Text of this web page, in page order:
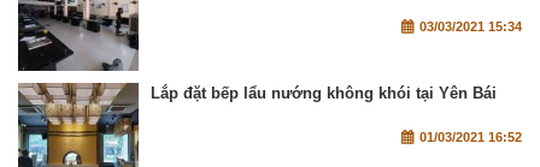
03/03/2021 15:34
Lắp đặt bếp lẩu nướng không khói tại Yên Bái
01/03/2021 16:52